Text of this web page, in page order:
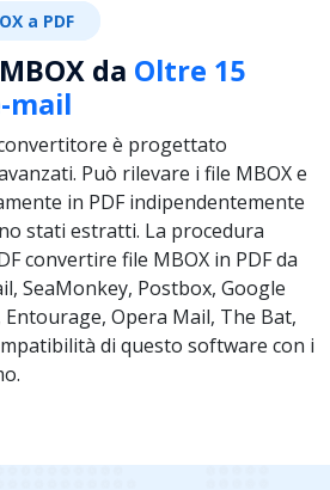
a PDF
da Oltre 15
mail
è progettato
Può rilevare i file MBOX e
in PDF indipendentemente
stati estratti. La procedura
convertire file MBOX in PDF da
SeaMonkey, Postbox, Google
Opera Mail, The Bat,
di questo software con i